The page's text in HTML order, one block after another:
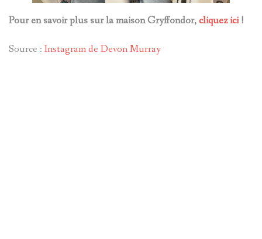
Pour en savoir plus sur la maison Gryffondor,cliquez ici!
Source : Instagram de Devon Murray